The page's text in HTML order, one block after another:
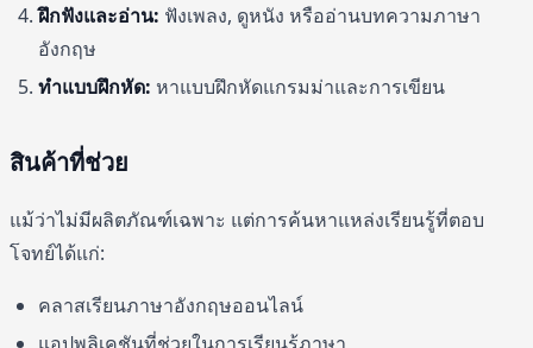
ฝึกฟังและอ่าน: ฟังเพลง, ดูหนัง หรืออ่านบทความภาษา
อังกฤษ
ทำแบบฝึกหัด: หาแบบฝึกหัดแกรมม่าและการเขียน
สินค้าที่ช่วย
แม้ว่าไม่มีผลิตภัณฑ์เฉพาะ แต่การค้นหาแหล่งเรียนรู้ที่ตอบ
โจทย์ได้แก่:
คลาสเรียนภาษาอังกฤษออนไลน์